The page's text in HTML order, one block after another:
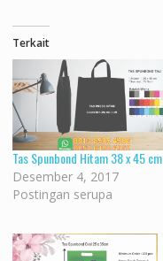
Terkait
Tas Spunbond Hitam 38 x 45 cm
Desember 4, 2017
Postingan serupa